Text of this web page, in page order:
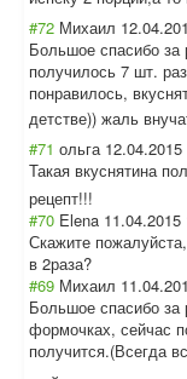
#72 Михаил
Большое спасибо за
получилось 7 шт.
понравилось,
детстве)) жаль
#71 ольга
Такая вкуснятина
рецепт!!!
#70 Elena 11.04.2015
Скажите
в 2раза?
#69 Михаил
Большое спасибо за
формочках, сейчас
получится.(Всегда